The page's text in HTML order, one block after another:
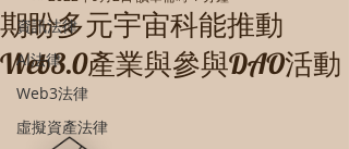
資訊法律
AI法律
Web3法律
虛擬資產法律
期盼多元宇宙科能推動
Web3.0產業與參與DAO活動